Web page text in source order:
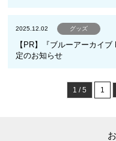
2025.12.02 グッズ
【PR】『ブルーアーカイ
定のお知らせ
1 / 5 1